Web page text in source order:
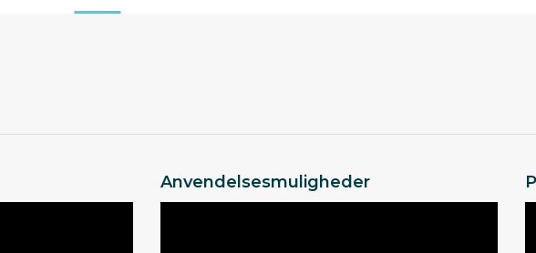
Anvendelsesmuligheder